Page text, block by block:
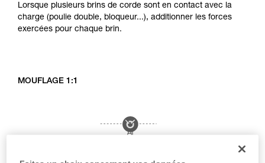
Lorsque plusieurs brins de corde sont en contact avec la
charge (poulie double, bloqueur...), additionner les forces
exercées pour chaque brin.
MOUFLAGE 1:1